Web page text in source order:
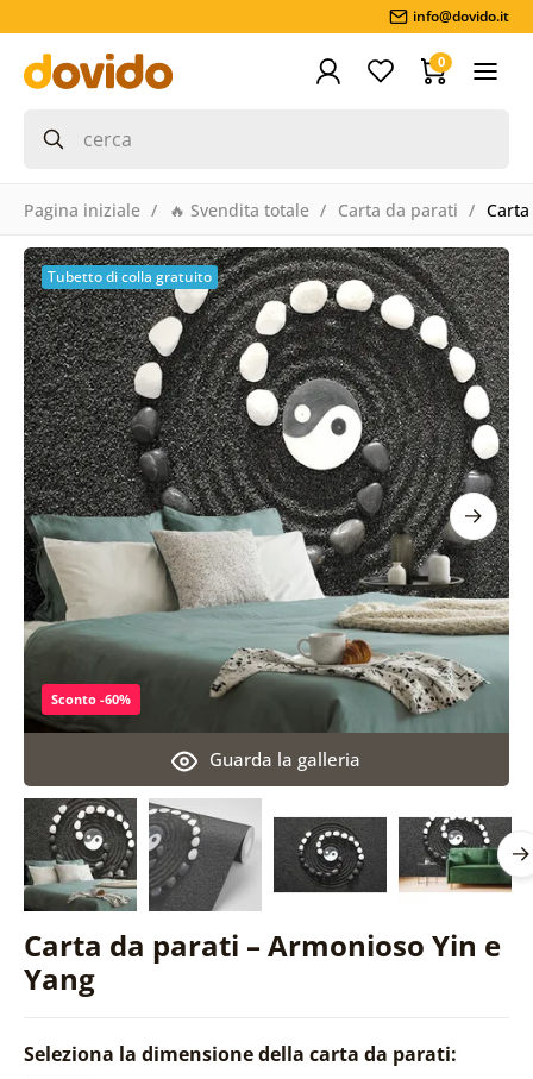
info@dovido.it
0
Pagina iniziale 🔥 Svendita totale Carta da parati
Carta da parati – Armonioso Yin e
Yang
Guarda la galleria
Sconto -60%
Tubetto di colla gratuito
Seleziona la dimensione della carta da parati: